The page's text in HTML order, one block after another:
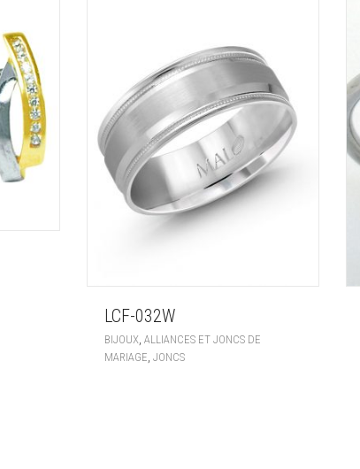
LCF-032W
BIJOUX ALLIANCES ET JONCS DE
MARIAGE JONCS